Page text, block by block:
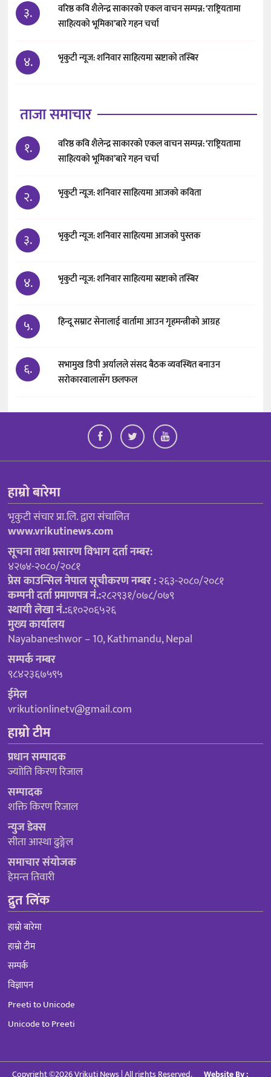
३.
वरिष्ठ कवि शैलेन्द्र साकारको एकल वाचन सम्पन्न: ‘राष्ट्रियतामा
साहित्यको भूमिका’बारे गहन चर्चा
४. भृकुटी न्यूज: शनिवार साहित्यमा स्रष्टाको तस्बिर
ताजा समाचार
१.
वरिष्ठ कवि शैलेन्द्र साकारको एकल वाचन सम्पन्न: ‘राष्ट्रियतामा
साहित्यको भूमिका’बारे गहन चर्चा
२. भृकुटी न्यूज: शनिवार साहित्यमा आजको कविता
३. भृकुटी न्यूज: शनिवार साहित्यमा आजको पुस्तक
४. भृकुटी न्यूज: शनिवार साहित्यमा स्रष्टाको तस्बिर
५. हिन्दू सम्राट सेनालाई वार्तामा आउन गृहमन्त्रीको आग्रह
६.
सभामुख डिपी अर्यालले संसद बैठक व्यवस्थित बनाउन
सरोकारवालासँग छलफल
हाम्रो बारेमा
भृकुटी संचार प्रा.लि. द्वारा संचालित
www.vrikutinews.com
सूचना तथा प्रसारण विभाग दर्ता नम्बर:
४२७४-२०८०/२०८१
प्रेस काउन्सिल नेपाल सूचीकरण नम्बर :२६३-२०८०/२०८१
कम्पनी दर्ता प्रमाणपत्र नं.:२८२९३१/०७८/०७९
स्थायी लेखा नं.:६१०२०६५२६
मुख्य कार्यालय
Nayabaneshwor – 10, Kathmandu, Nepal
सम्पर्क नम्बर
९८४२३६७५९५
ईमेल
vrikutionlinetv@gmail.com
हाम्रो टीम
प्रधान सम्पादक
ज्याोति किरण रिजाल
सम्पादक
शक्ति किरण रिजाल
न्युज डेक्स
सीता आस्था ढुङ्गेल
समाचार संयोजक
हेमन्त तिवारी
द्रुत लिंक
हाम्रो बारेमा
हाम्रो टीम
सम्पर्क
विज्ञापन
Preeti to Unicode
Unicode to Preeti
Copyright ©2026 Vrikuti News | All rights Reserved. Website By :